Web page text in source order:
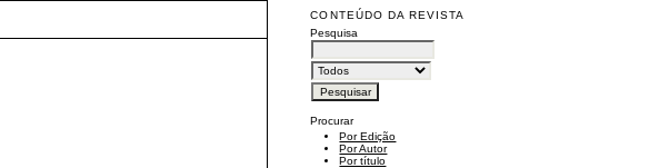
CONTEÚDO DA REVISTA
Pesquisa
Procurar
Por Edição
Por Autor
Por título